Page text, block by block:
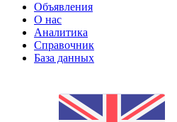
Объявления
О нас
Аналитика
Справочник
База данных